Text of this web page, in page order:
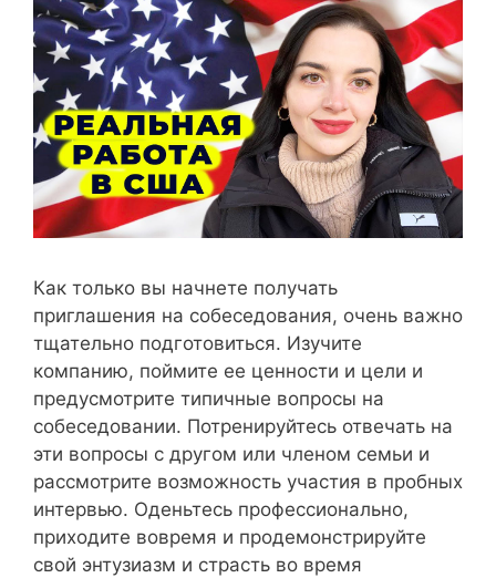
Как только вы начнете получать
приглашения на собеседования, очень важно
тщательно подготовиться. Изучите
компанию, поймите ее ценности и цели и
предусмотрите типичные вопросы на
собеседовании. Потренируйтесь отвечать на
эти вопросы с другом или членом семьи и
рассмотрите возможность участия в пробных
интервью. Оденьтесь профессионально,
приходите вовремя и продемонстрируйте
свой энтузиазм и страсть во время